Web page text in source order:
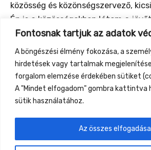
Fontosnak tartjuk az adatok
A böngészési élmény fokozása, a
hirdetések vagy tartalmak
forgalom elemzése érdekében sütiket
A "Mindet elfogadom" gombra kattintva
sütik használatához.
Az összes elfogadása
közösség és közönségszervező,
Én is a közösségekben látom a
A sajátomat is.
Férfi kört még sosem csináltam,
Időnként zavaróan őszinte vagyok.
dumáljunk!
Previous Event